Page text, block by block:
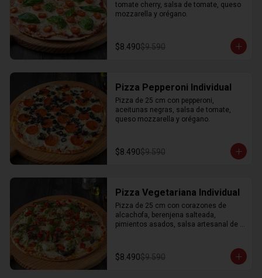
tomate cherry, salsa de tomate, queso
mozzarella y orégano.
$8.490$9.590
Pizza Pepperoni Individual
Pizza de 25 cm con pepperoni,
aceitunas negras, salsa de tomate,
queso mozzarella y orégano.
$8.490$9.590
Pizza Vegetariana Individual
Pizza de 25 cm con corazones de
alcachofa, berenjena salteada,
pimientos asados, salsa artesanal de
$8.490$9.590